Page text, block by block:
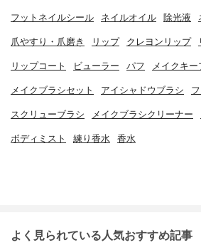
フットネイルシール ネイルオイル 除光液
爪やすり・爪磨き リップ クレヨンリップ
リップコート ビューラー パフ メイクキ
メイクブラシセット アイシャドウブラシ
スクリューブラシ メイクブラシクリーナー
ボディミスト 練り香水 香水
よく見られている人気おすすめ記事